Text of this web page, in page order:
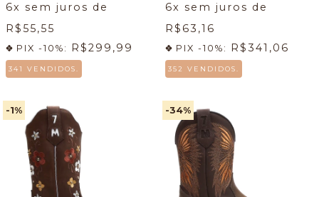
6x sem juros de
R$55,55
PIX -10%: R$299,99
341 VENDIDOS.
6x sem juros de
R$63,16
PIX -10%: R$341,06
352 VENDIDOS.
-1% -34%